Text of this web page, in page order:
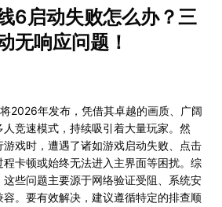
6启动失败怎么办？三
无响应问题！
2026年发布，凭借其卓越的画质、广阔
竞速模式，持续吸引着大量玩家。然
戏时，遭遇了诸如游戏启动失败、点击
卡顿或始终无法进入主界面等困扰。综
些问题主要源于网络验证受阻、系统安
。要有效解决，建议遵循特定的排查顺